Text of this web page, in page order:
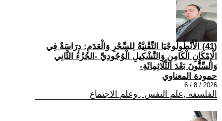
(41) الْأَنْطُولُوجْيَا التِّقْنِيَّةُ لِلسِّحْرِ وَالْعَدَمِ: دِرَاسَةٌ فِي
الْإِمْكَانِ الْكَامِنِ وَالتَّشْكِيلِ الْوُجُودِيِّ -الجُزْءُ الثَّانِي
وَالسِّتُّونَ بَعْدَ الثَّلَاثِمِائَةِ-
حمودة المعناوي
2026 / 8 / 6
الفلسفة ,علم النفس , وعلم الاجتماع